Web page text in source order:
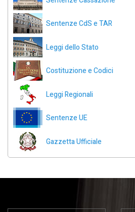
Sentenze CdS e TAR
Leggi dello Stato
Costituzione e Codici
Leggi Regionali
Sentenze UE
Gazzetta Ufficiale